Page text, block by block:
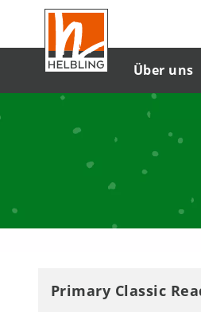
Inhalt
Über uns
Primary
Classic
Readers
Primary Classic